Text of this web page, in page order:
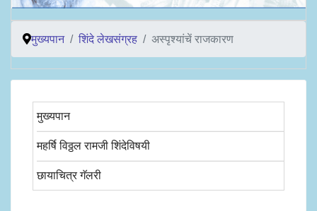
मुख्यपान शिंदे लेखसंग्रह अस्पृश्यांचें राजकारण
मुख्यपान
महर्षि विठ्ठल रामजी शिंदेविषयी
छायाचित्र गॅलरी